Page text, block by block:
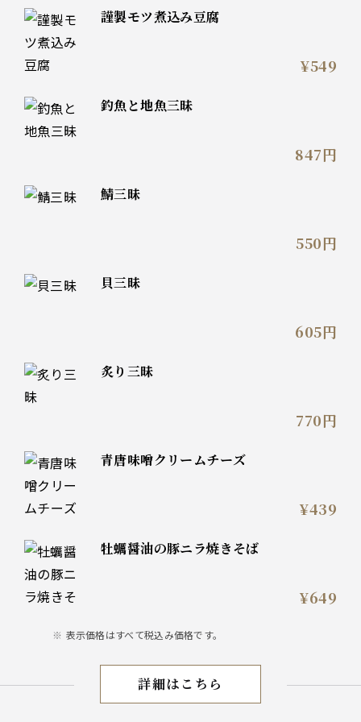
謹製モツ煮込み豆腐
¥549
釣魚と地魚三昧
847円
鯖三昧
550円
貝三昧
605円
炙り三昧
770円
青唐味噌クリームチーズ
¥439
牡蠣醤油の豚ニラ焼きそば
¥649
表示価格はすべて税込み価格です。
料理
詳細はこちら